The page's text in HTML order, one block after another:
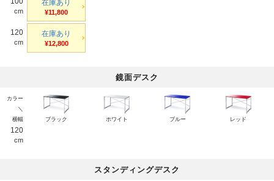
cm
在庫あり
¥11,800
120
cm
在庫あり
¥12,800
鏡面デスク
カラー
＼
横幅
ブラック ホワイト ブルー レッド
120
cm
スタンディングデスク